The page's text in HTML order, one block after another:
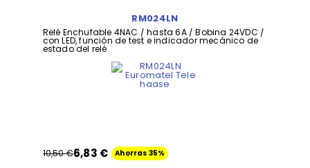
RM024LN
Relé Enchufable 4NAC / hasta 6A / Bobina 24VDC /
con LED, función de test e indicador mecánico de
estado del relé.
10,50 €6,83 € Ahorras 35%